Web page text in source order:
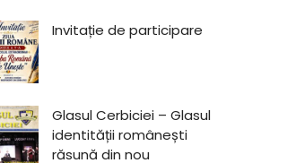
Invitație de participare
Glasul Cerbiciei – Glasul
identității românești
răsună din nou